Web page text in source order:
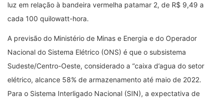
luz em relação à bandeira vermelha patamar 2, de R$ 9,49 a
cada 100 quilowatt-hora.
A previsão do Ministério de Minas e Energia e do Operador
Nacional do Sistema Elétrico (ONS) é que o subsistema
Sudeste/Centro-Oeste, considerado a “caixa d’agua do setor
elétrico, alcance 58% de armazenamento até maio de 2022.
Para o Sistema Interligado Nacional (SIN), a expectativa de